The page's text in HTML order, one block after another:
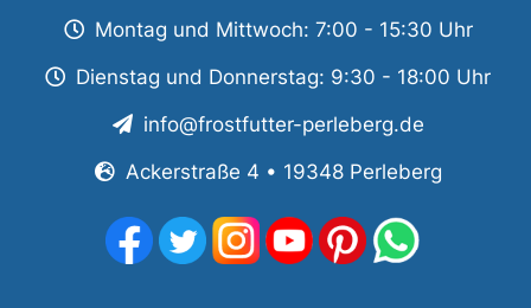
Montag und Mittwoch: 7:00 - 15:30 Uhr
Dienstag und Donnerstag: 9:30 - 18:00 Uhr
info@frostfutter-perleberg.de
Ackerstraße 4 • 19348 Perleberg